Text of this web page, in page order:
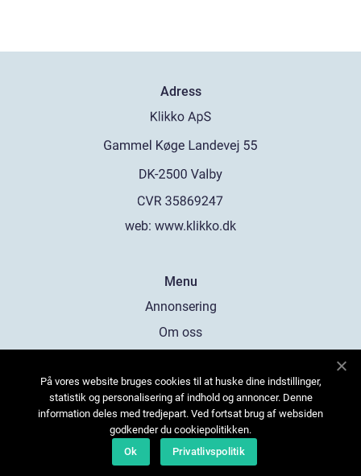
Adress
web: www.klikko.dk
Menu
Annonsering
Om oss
Kontakta oss
Sitemap
På vores website bruges cookies til at huske dine indstillinger,
statistik og personalisering af indhold og annoncer. Denne
information deles med tredjepart. Ved fortsat brug af websiden
godkender du cookiepolitikken.
Ok
Privatlivspolitik